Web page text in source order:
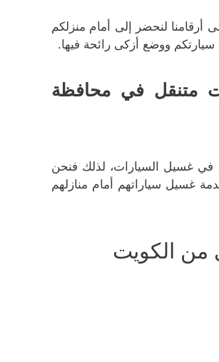
أرقامنا لنحضر إلى أمام منزلكم
ووضع أزكى رائحة فيها.
متنقل في محافظة
في غسيل السيارات، لذلك فنحن
غسيل سياراتهم أمام منازلهم
الكويت